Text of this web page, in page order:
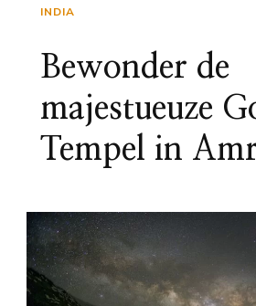
INDIA
Bewonder de
majestueuze
Tempel in